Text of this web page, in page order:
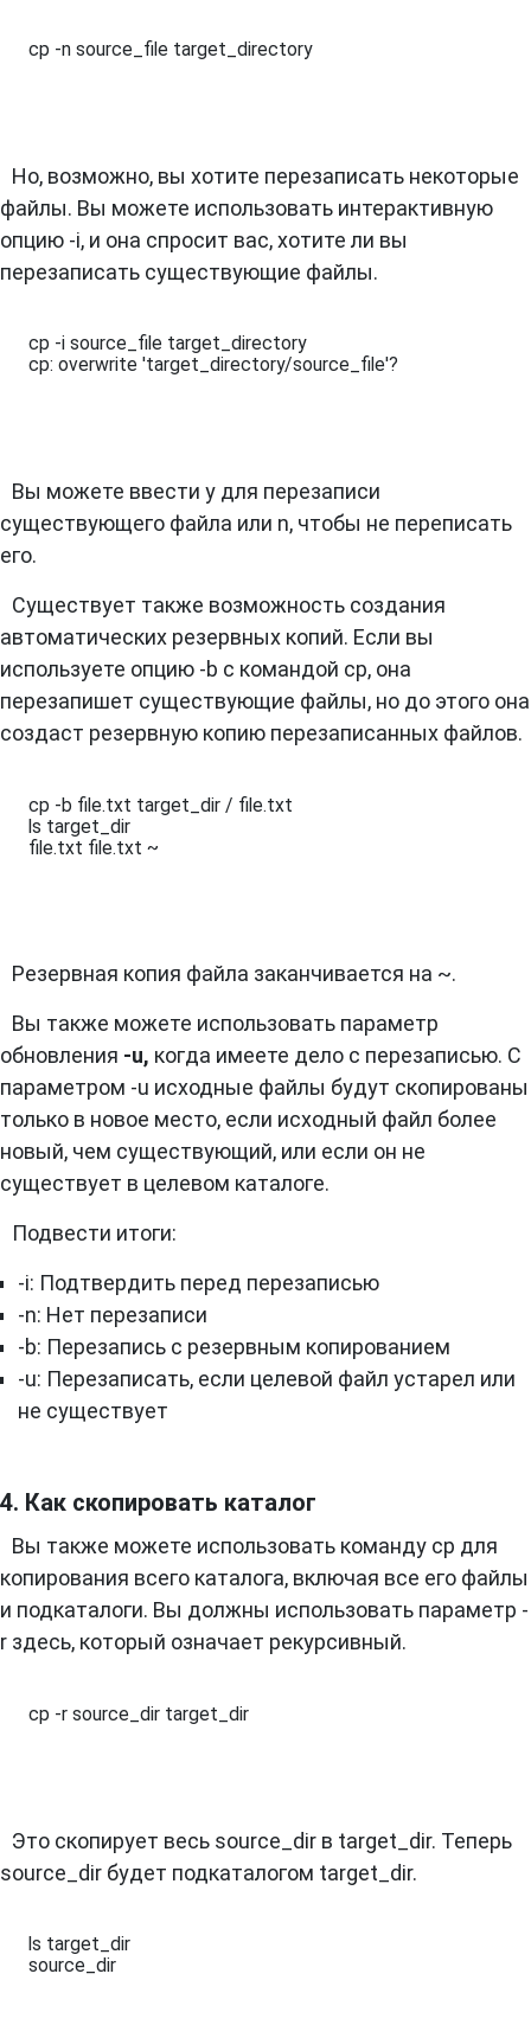
cp -n source_file target_directory
Но, возможно, вы хотите перезаписать некоторые
файлы. Вы можете использовать интерактивную
опцию -i, и она спросит вас, хотите ли вы
перезаписать существующие файлы.
cp -i source_file target_directory
cp: overwrite 'target_directory/source_file'?
Вы можете ввести y для перезаписи
существующего файла или n, чтобы не переписать
его.
Существует также возможность создания
автоматических резервных копий. Если вы
используете опцию -b с командой cp, она
перезапишет существующие файлы, но до этого она
создаст резервную копию перезаписанных файлов.
cp -b file.txt target_dir / file.txt
ls target_dir
file.txt file.txt ~
Резервная копия файла заканчивается на ~.
Вы также можете использовать параметр
обновления -u, когда имеете дело с перезаписью. С
параметром -u исходные файлы будут скопированы
только в новое место, если исходный файл более
новый, чем существующий, или если он не
существует в целевом каталоге.
Подвести итоги:
-i: Подтвердить перед перезаписью
-n: Нет перезаписи
-b: Перезапись с резервным копированием
-u: Перезаписать, если целевой файл устарел или
не существует
4. Как скопировать каталог
Вы также можете использовать команду cp для
копирования всего каталога, включая все его файлы
и подкаталоги. Вы должны использовать параметр -
r здесь, который означает рекурсивный.
cp -r source_dir target_dir
Это скопирует весь source_dir в target_dir. Теперь
source_dir будет подкаталогом target_dir.
ls target_dir
source_dir